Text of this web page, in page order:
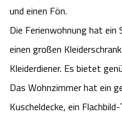
und einen Fön.
Die Ferienwohnung hat
einen großen
Kleiderdiener. Es bietet
Das Wohnzimmer hat ein
Kuscheldecke, ein